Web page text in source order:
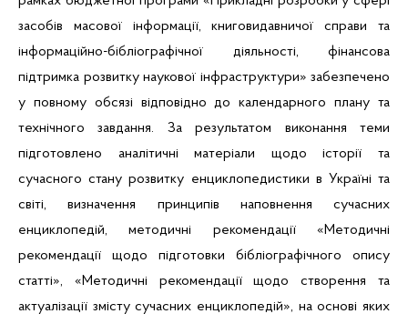
засобів масової інформації, книговидавничої справи та
інформаційно-бібліографічної діяльності, фінансова
підтримка розвитку наукової інфраструктури» забезпечено
у повному обсязі відповідно до календарного плану та
технічного завдання. За результатом виконання теми
підготовлено аналітичні матеріали щодо історії та
сучасного стану розвитку енциклопедистики в Україні та
світі, визначення принципів наповнення сучасних
енциклопедій, методичні рекомендації «Методичні
рекомендації щодо підготовки бібліографічного опису
статті», «Методичні рекомендаціїщодо створення та
актуалізації змісту сучасних енциклопедій», на основі яких